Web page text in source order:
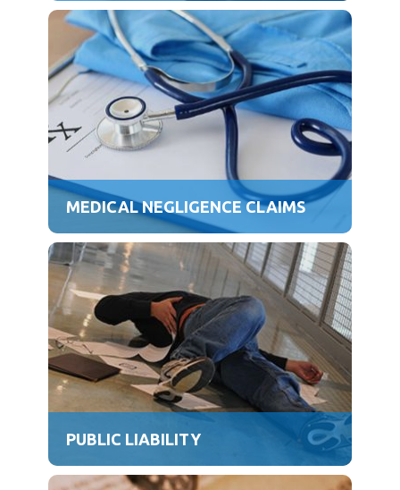
MEDICAL NEGLIGENCE CLAIMS
PUBLIC LIABILITY